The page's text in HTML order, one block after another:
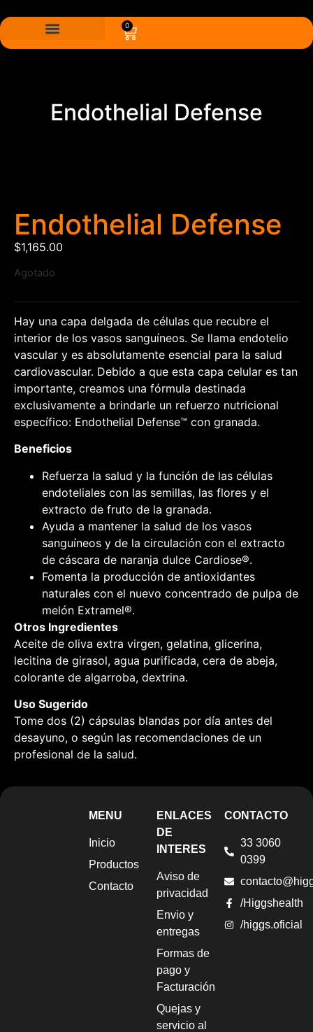
0
Endothelial Defense
Endothelial Defense
$1,165.00
Agotado
Hay una capa delgada de células que recubre el
interior de los vasos sanguíneos. Se llama endotelio
vascular y es absolutamente esencial para la salud
cardiovascular. Debido a que esta capa celular es tan
importante, creamos una fórmula destinada
exclusivamente a brindarle un refuerzo nutricional
específico: Endothelial Defense™ con granada.
Beneficios
Refuerza la salud y la función de las células
endoteliales con las semillas, las flores y el
extracto de fruto de la granada.
Ayuda a mantener la salud de los vasos
sanguíneos y de la circulación con el extracto
de cáscara de naranja dulce Cardiose®.
Fomenta la producción de antioxidantes
naturales con el nuevo concentrado de pulpa de
melón Extramel®.
Otros Ingredientes
Aceite de oliva extra virgen, gelatina, glicerina,
lecitina de girasol, agua purificada, cera de abeja,
colorante de algarroba, dextrina.
Uso Sugerido
Tome dos (2) cápsulas blandas por día antes del
desayuno, o según las recomendaciones de un
profesional de la salud.
MENU
Inicio
Productos
Contacto
ENLACES
DE
INTERES
Aviso de
privacidad
Envio y
entregas
Formas de
pago y
Facturación
Quejas y
servicio al
CONTACTO
33 3060
0399
/Higgshealth
/higgs.oficial